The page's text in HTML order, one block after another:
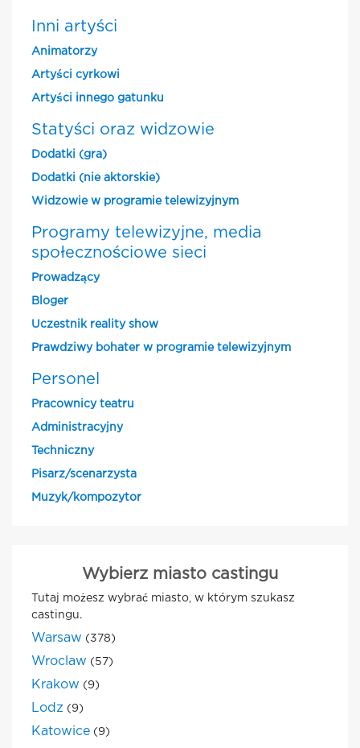
Inni artyści
Animatorzy
Artyści cyrkowi
Artyści innego gatunku
Statyści oraz widzowie
Dodatki (gra)
Dodatki (nie aktorskie)
Widzowie w programie telewizyjnym
Programy telewizyjne, media
społecznościowe sieci
Prowadzący
Bloger
Uczestnik reality show
Prawdziwy bohater w programie telewizyjnym
Personel
Pracownicy teatru
Administracyjny
Techniczny
Pisarz/scenarzysta
Muzyk/kompozytor
Wybierz miasto castingu
Tutaj możesz wybrać miasto, w którym szukasz
castingu.
Warsaw (378)
Wroclaw (57)
Krakow (9)
Lodz (9)
Katowice (9)